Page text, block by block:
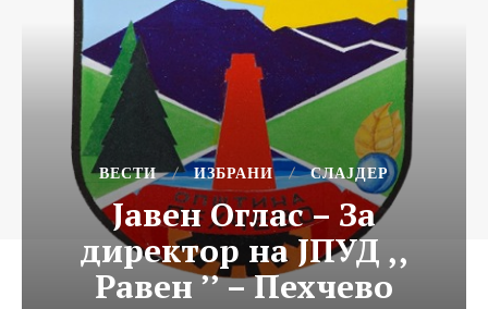
ВЕСТИ ИЗБРАНИ СЛАЈДЕР
Јавен Оглас – За
директор на ЈПУД ,,
Равен ’’ – Пехчево